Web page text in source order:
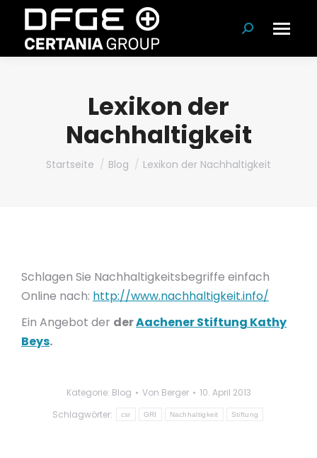
Suchen:
Lexikon der
Nachhaltigkeit
Du bist hier:
Startseite Blog Lexikon der Nachhaltigkeit
Schlagen Sie Nachhaltigkeitsbegriffe einfach
Online nach: http://www.nachhaltigkeit.info/
Ein Angebot der derAachener Stiftung Kathy
Beys.
Kategorie: Blog Von Berger
10. April 2013
Schlagwörter:
csr GRI Nachhaltigkeit Stiftung